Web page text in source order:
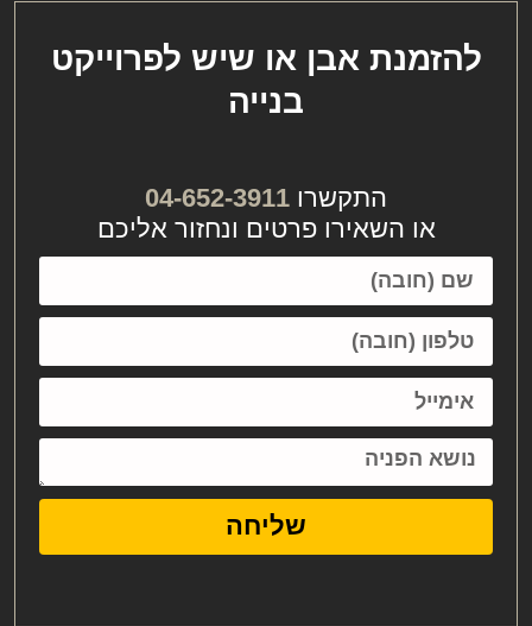
להזמנת אבן או שיש לפרוייקט
בנייה
התקשרו 04-652-3911
או השאירו פרטים ונחזור אליכם
שליחה